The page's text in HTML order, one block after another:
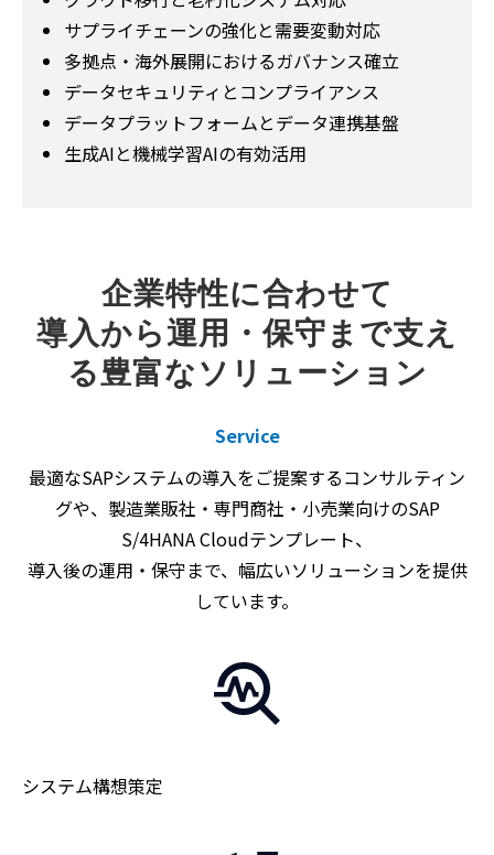
サプライチェーンの強化と需要変動対応
多拠点・海外展開におけるガバナンス確立
データセキュリティとコンプライアンス
データプラットフォームとデータ連携基盤
生成AIと機械学習AIの有効活用
企業特性に合わせて
導入から運用・保守まで支え
る豊富なソリューション
Service
最適なSAPシステムの導入をご提案するコンサルティン
グや、製造業販社・専門商社・小売業向けのSAP
S/4HANA Cloudテンプレート、
導入後の運用・保守まで、幅広いソリューションを提供
しています。
システム構想策定